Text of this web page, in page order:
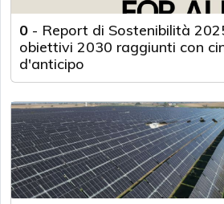
0 - Report di Sostenibilità
obiettivi 2030 raggiunti con
d'anticipo